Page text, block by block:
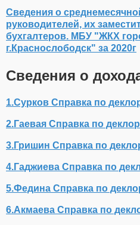
Сведения о
руководителей, их
бухгалтеров. МБУ "ЖКХ
г.Краснослободск" за 2020г
Сведения о
1.Сурков Справка по
2.Гаевая Справка по
3.Гришин Справка по
4.Гаджиева Справка по
5.Федина Справка по
6.Акмаева Справка по